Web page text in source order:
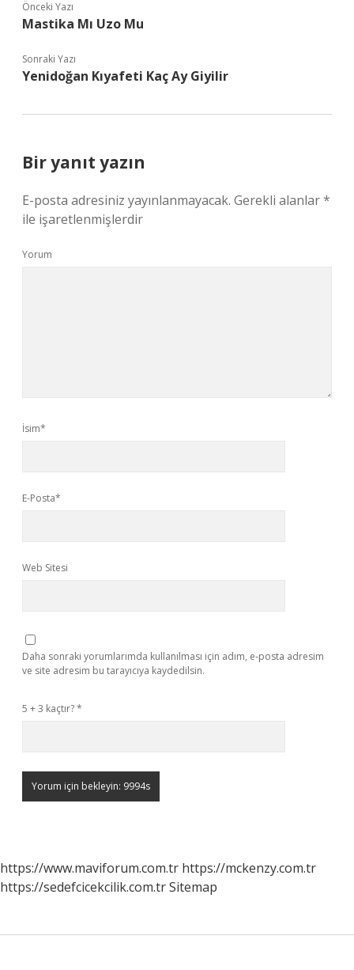
Önceki Yazı
Mastika Mı Uzo Mu
Sonraki Yazı
Yenidoğan Kıyafeti Kaç Ay Giyilir
Bir yanıt yazın
E-posta adresiniz yayınlanmayacak. Gerekli alanlar*
ile işaretlenmişlerdir
Yorum
İsim*
E-Posta*
Web Sitesi
Daha sonraki yorumlarımda kullanılması için adım, e-posta adresim
ve site adresim bu tarayıcıya kaydedilsin.
5 + 3 kaçtır?*
https://www.maviforum.com.tr https://mckenzy.com.tr
https://sedefcicekcilik.com.trSitemap